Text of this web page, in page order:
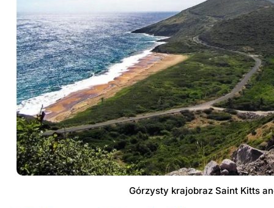
Górzysty krajobraz Saint Kitts